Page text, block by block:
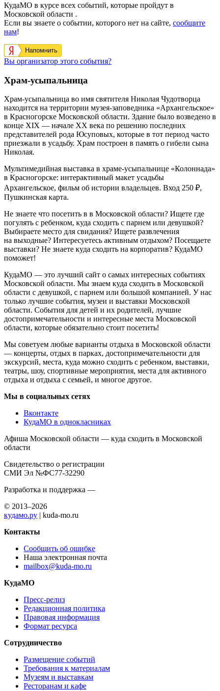
КудаМО в курсе всех событий, которые пройдут в
Московской области .
Если вы знаете о событии, которого нет на сайте, сообщите
нам!
Напомнить
Вы организатор этого события?
Храм-усыпальница
Храм-усыпальница во имя святителя Николая Чудотворца
находится на территории музея-заповедника «Архангельское»
в Красногорске Московской области. Здание было возведено в
конце XIX — начале XX века по решению последних
представителей рода Юсуповых, которые в тот период часто
приезжали в усадьбу. Храм построен в память о гибели сына
Николая.
Мультимедийная выставка в храме-усыпальнице «Колоннада»
в Красногорске: интерактивный макет усадьбы
Архангельское, фильм об истории владельцев. Вход 250 ₽,
Пушкинская карта.
Не знаете что посетить в в Московской области? Ищете где
погулять с ребенком, куда сходить с парнем или девушкой?
Выбираете место для свидания? Ищете развлечения
на выходные? Интересуетесь активным отдыхом? Посещаете
выставки? Не знаете куда сходить на корпоратив? КудаМО
поможет!
КудаМО — это лучший сайт о самых интересных событиях
Московской области. Мы знаем куда сходить в Московской
области с девушкой, с парнем или большой компанией. У нас
только лучшие события, музеи и выставки Московской
области. События для детей и их родителей, лучшие
достопримечательности и интересные места Московской
области, которые обязательно стоит посетить!
Мы советуем любые варианты отдыха в Московской области
— концерты, отдых в парках, достопримечательности для
экскурсий, места, куда можно сходить с ребенком, выставки,
театры, шоу, спортивные мероприятия, места для активного
отдыха и отдыха с семьей, и многое другое.
Мы в социальных сетях
Вконтакте
КудаМО в однокласниках
Афиша Московской области — куда сходить в Московской
области
Свидетельство о регистрации
СМИ Эл №ФС77-32290
Разработка и поддержка —
© 2013–2026
кудамо.ру | kuda-mo.ru
Контакты
Сообщить об ошибке
Наша электронная почта
mailbox@kuda-mo.ru
КудаМО
Пресс-релиз
Редакционная политика
Правовая информация
Формат ресурса
Сотрудничество
Размещение событий
Требования к материалам
Музеям и выставкам
Ресторанам и кафе